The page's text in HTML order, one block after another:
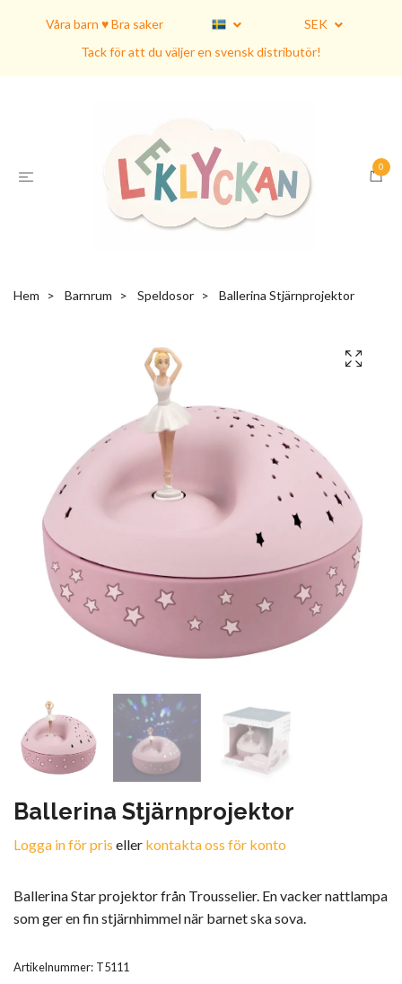
Våra barn ♥ Bra saker
SEK
Tack för att du väljer en svensk distributör!
0
Hem Barnrum Speldosor Ballerina Stjärnprojektor
Ballerina Stjärnprojektor
Logga in för pris eller kontakta oss för konto
Ballerina Star projektor från Trousselier. En vacker nattlampa
som ger en fin stjärnhimmel när barnet ska sova.
Artikelnummer: T5111